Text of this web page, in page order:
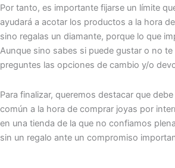
Por tanto, es importante fijarse un límite
ayudará a acotar los productos a la hora
sino regalas un diamante, porque lo que
Aunque sino sabes si puede gustar o no
preguntes las opciones de cambio y/o
Para finalizar, queremos destacar que
común a la hora de comprar joyas por
en una tienda de la que no confiamos
sin un regalo ante un compromiso